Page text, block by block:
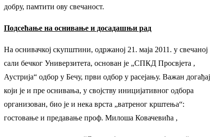
добру, памтити ову свечаност.
Подсећање на оснивање и досадашњи рад
На оснивачкој скупштини, одржаној 21. маја 2011. у свечаној
сали бечког Универзитета, основан је „СПКД Просвјета ,
Аустрија“ одбор у Бечу, први одбор у расејању. Важан догађај
који је и пре оснивања, у својству иницијативног одбора
организован, био је и нека врста „ватреног крштења“:
гостовање и предавање проф. Милоша Ковачевића ,